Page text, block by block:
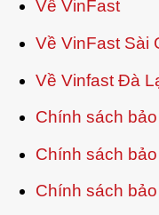
Về VinFast
Về VinFast Sài
Về Vinfast Đà
Chính sách
Chính sách
Chính sách